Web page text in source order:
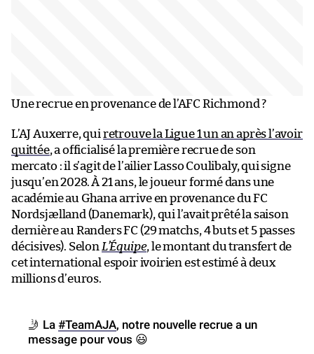
Une recrue en provenance de l’AFC Richmond ?
L’AJ Auxerre, qui retrouve la Ligue 1 un an après l’avoir
quittée, a officialisé la première recrue de son
mercato : il s’agit de l’ailier Lasso Coulibaly, qui signe
jusqu’en 2028. À 21 ans, le joueur formé dans une
académie au Ghana arrive en provenance du FC
Nordsjælland (Danemark), qui l’avait prêté la saison
dernière au Randers FC (29 matchs, 4 buts et 5 passes
décisives). Selon L’Équipe, le montant du transfert de
cet international espoir ivoirien est estimé à deux
millions d’euros.
🤳 La #TeamAJA, notre nouvelle recrue a un
message pour vous 😃